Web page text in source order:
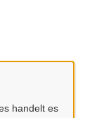
handelt es